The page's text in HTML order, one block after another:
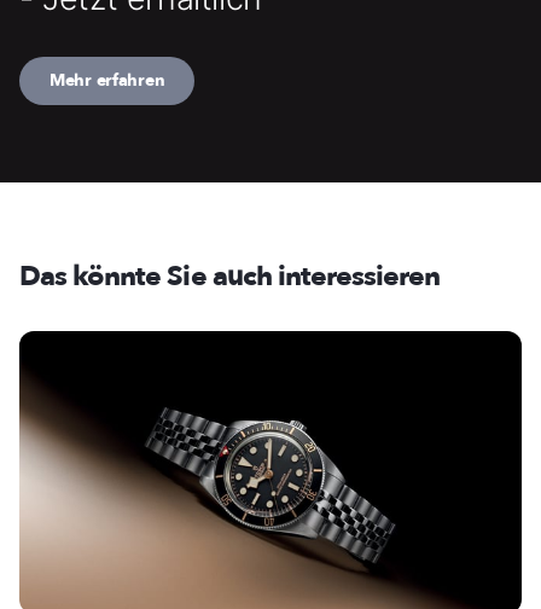
Mehr erfahren
Das könnte Sie auch interessieren